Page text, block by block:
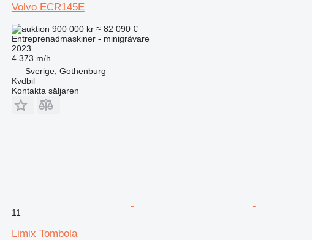
Volvo ECR145E
900 000 kr ≈ 82 090 €
Entreprenadmaskiner - minigrävare
2023
4 373 m/h
Sverige, Gothenburg
Kvdbil
Kontakta säljaren
11
Limix Tombola